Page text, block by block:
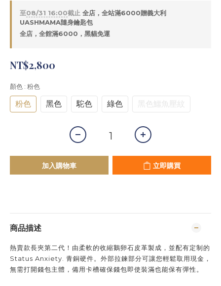
至08/31 16:00截止 全店，全站滿6000贈義大利
UASHMAMA隨身鑰匙包
全店，全館滿6000，黑貓免運
NT$2,800
顏色 : 粉色
粉色 黑色 駝色 綠色 黑色鱷魚壓紋
加入購物車 立即購買
商品描述
熱賣款長夾第二代！由柔軟的收縮鵝卵石皮革製成，並配有定制的
Status Anxiety. 青銅硬件。外部拉鍊部分可讓您輕鬆取用現金，
無需打開錢包主體，備用卡槽確保錢包即使裝滿也能保有彈性。